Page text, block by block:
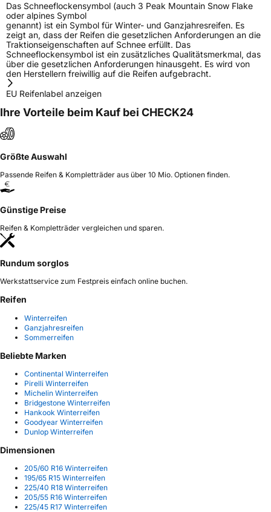
Das Schneeflockensymbol (auch 3 Peak Mountain Snow Flake
oder alpines Symbol
genannt) ist ein Symbol für Winter- und Ganzjahresreifen. Es
zeigt an, dass der Reifen die gesetzlichen Anforderungen an die
Traktionseigenschaften auf Schnee erfüllt. Das
Schneeflockensymbol ist ein zusätzliches Qualitätsmerkmal, das
über die gesetzlichen Anforderungen hinausgeht. Es wird von
den Herstellern freiwillig auf die Reifen aufgebracht.
EU Reifenlabel anzeigen
Ihre Vorteile beim Kauf bei CHECK24
Größte Auswahl
Passende Reifen & Kompletträder aus über 10 Mio. Optionen finden.
Günstige Preise
Reifen & Kompletträder vergleichen und sparen.
Rundum sorglos
Werkstattservice zum Festpreis einfach online buchen.
Reifen
Winterreifen
Ganzjahresreifen
Sommerreifen
Beliebte Marken
Continental Winterreifen
Pirelli Winterreifen
Michelin Winterreifen
Bridgestone Winterreifen
Hankook Winterreifen
Goodyear Winterreifen
Dunlop Winterreifen
Dimensionen
205/60 R16 Winterreifen
195/65 R15 Winterreifen
225/40 R18 Winterreifen
205/55 R16 Winterreifen
225/45 R17 Winterreifen